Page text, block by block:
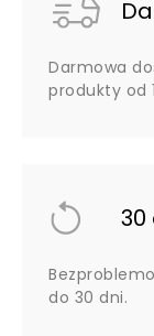
Darmowa
produkty od
30
do 30 dni.